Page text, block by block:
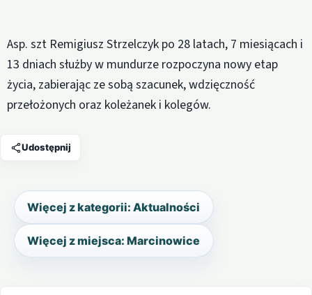
Asp. szt Remigiusz Strzelczyk po 28 latach, 7 miesiącach i
13 dniach służby w mundurze rozpoczyna nowy etap
życia, zabierając ze sobą szacunek, wdzięczność
przełożonych oraz koleżanek i kolegów.
Udostępnij
Więcej z kategorii: Aktualności
Więcej z miejsca: Marcinowice